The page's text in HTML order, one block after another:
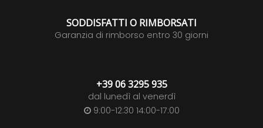
SODDISFATTI O RIMBORSATI
Garanzia di rimborso entro 30 giorni
+39 06 3295 935
dal lunedì al venerdì
9:00-12:30 14:00-17:00